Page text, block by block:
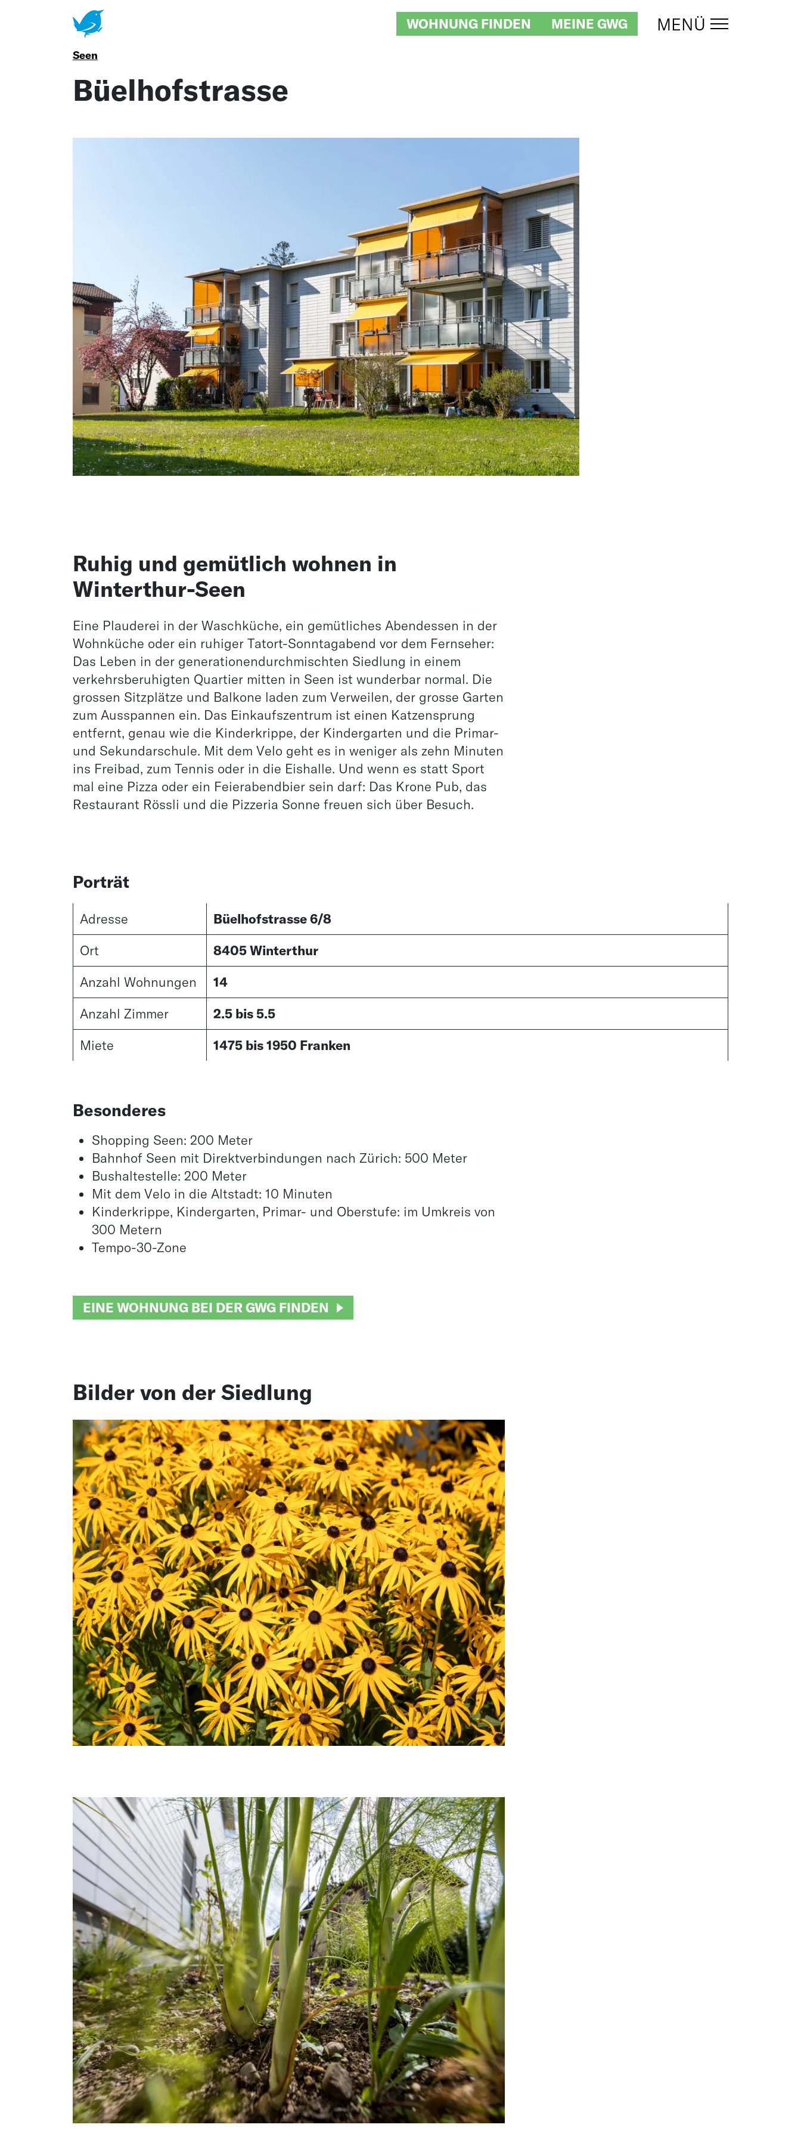
WOHNUNG FINDEN MEINE GWG MENÜ
Zum Menüumschalter springen
Seen
Büelhofstrasse
Ruhig und gemütlich wohnen in
Winterthur-Seen
Eine Plauderei in der Waschküche, ein gemütliches Abendessen in der
Wohnküche oder ein ruhiger Tatort-Sonntagabend vor dem Fernseher:
Das Leben in der generationendurchmischten Siedlung in einem
verkehrsberuhigten Quartier mitten in Seen ist wunderbar normal. Die
grossen Sitzplätze und Balkone laden zum Verweilen, der grosse Garten
zum Ausspannen ein. Das Einkaufszentrum ist einen Katzensprung
entfernt, genau wie die Kinderkrippe, der Kindergarten und die Primar-
und Sekundarschule. Mit dem Velo geht es in weniger als zehn Minuten
ins Freibad, zum Tennis oder in die Eishalle. Und wenn es statt Sport
mal eine Pizza oder ein Feierabendbier sein darf: Das Krone Pub, das
Restaurant Rössli und die Pizzeria Sonne freuen sich über Besuch.
Porträt
Adresse
Büelhofstrasse 6/8
Ort
8405 Winterthur
Anzahl Wohnungen
14
Anzahl Zimmer
2.5 bis 5.5
Miete
1475 bis 1950 Franken
Besonderes
Shopping Seen: 200 Meter
Bahnhof Seen mit Direktverbindungen nach Zürich: 500 Meter
Bushaltestelle: 200 Meter
Mit dem Velo in die Altstadt: 10 Minuten
Kinderkrippe, Kindergarten, Primar- und Oberstufe: im Umkreis von
300 Metern
Tempo-30-Zone
EINE WOHNUNG BEI DER GWG FINDEN
Bilder von der Siedlung